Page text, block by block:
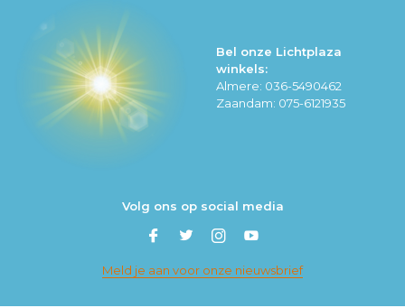
Bel onze Lichtplaza
winkels:
Almere: 036-5490462
Zaandam: 075-6121935
Volg ons op social media
Meld je aan voor onze nieuwsbrief